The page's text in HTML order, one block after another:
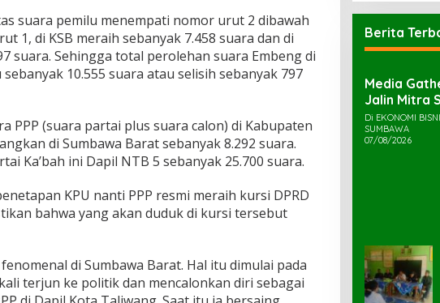
suara pemilu menempati nomor urut 2 dibawah
1, di KSB meraih sebanyak 7.458 suara dan di
suara. Sehingga total perolehan suara Embeng di
10.555 suara atau selisih sebanyak 797
PPP (suara partai plus suara calon) di Kabupaten
di Sumbawa Barat sebanyak 8.292 suara.
Ka’bah ini Dapil NTB 5 sebanyak 25.700 suara.
KPU nanti PPP resmi meraih kursi DPRD
bahwa yang akan duduk di kursi tersebut
di Sumbawa Barat. Hal itu dimulai pada
terjun ke politik dan mencalonkan diri sebagai
Berita
Media
Jalin Mitra
Di EKONOMI
SUMBAWA
07/08/2026